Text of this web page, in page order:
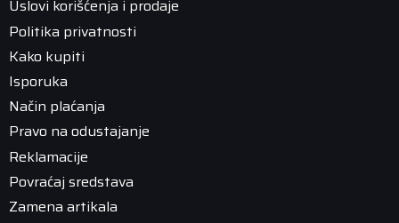
Uslovi korišćenja i prodaje
Politika privatnosti
Kako kupiti
Isporuka
Način plaćanja
Pravo na odustajanje
Reklamacije
Povraćaj sredstava
Zamena artikala